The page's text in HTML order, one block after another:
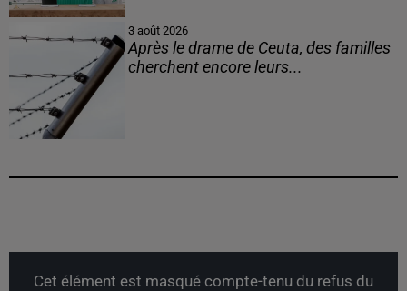
3 août 2026
Après le drame de Ceuta, des familles
cherchent encore leurs...
Cet élément est masqué compte-tenu du refus du